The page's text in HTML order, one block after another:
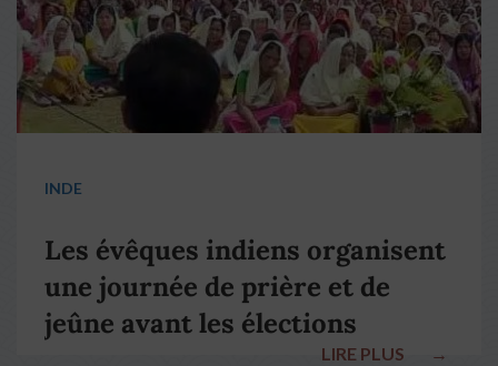
INDE
Les évêques indiens organisent
une journée de prière et de
jeûne avant les élections
LIRE PLUS →